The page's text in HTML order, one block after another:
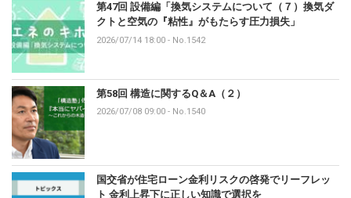
第47回 設備編「換気システムについて（７）換気ダ
クトと空気の『粘性』がもたらす圧力損失」
2026/07/14 18:00 - No.1542
第58回 構造に関するQ＆A（２）
2026/07/08 09:00 - No.1540
国交省が住宅ローン金利リスクの啓発でリーフレッ
ト 金利上昇下に正しい知識で選択を